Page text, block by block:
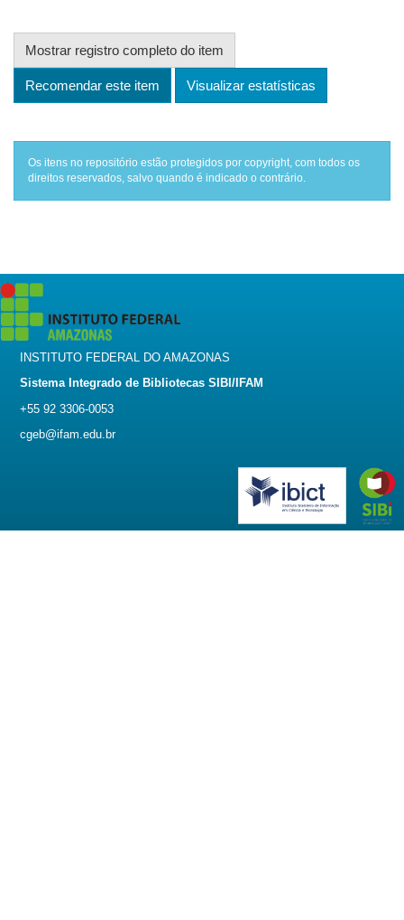
Mostrar registro completo do item
Recomendar este item Visualizar estatísticas
Os itens no repositório estão protegidos por copyright, com todos os
direitos reservados, salvo quando é indicado o contrário.
INSTITUTO FEDERAL DO AMAZONAS
Sistema Integrado de Bibliotecas SIBI/IFAM
+55 92 3306-0053
cgeb@ifam.edu.br